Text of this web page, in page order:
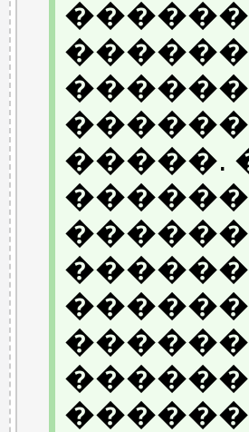
�����.